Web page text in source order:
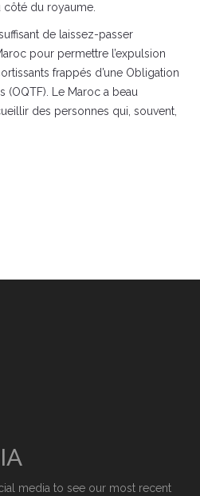
côté du royaume.
de laissez-passer
pour permettre l’expulsion
frappés d’une Obligation
(OQTF). Le Maroc a beau
des personnes qui, souvent,
media to see our most recent